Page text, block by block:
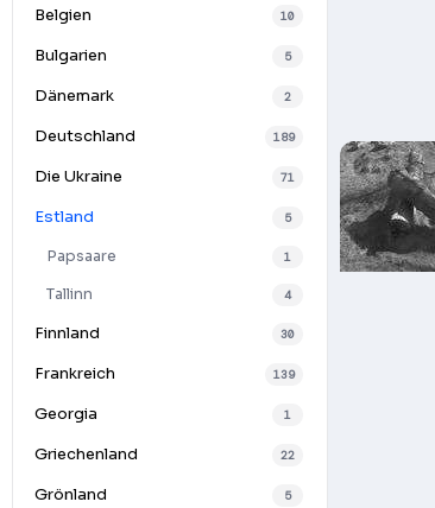
Belgien 10
Bulgarien 5
Dänemark 2
Deutschland 189
Die Ukraine 71
Estland 5
Papsaare 1
Tallinn 4
Finnland 30
Frankreich 139
Georgia 1
Griechenland 22
Grönland 5